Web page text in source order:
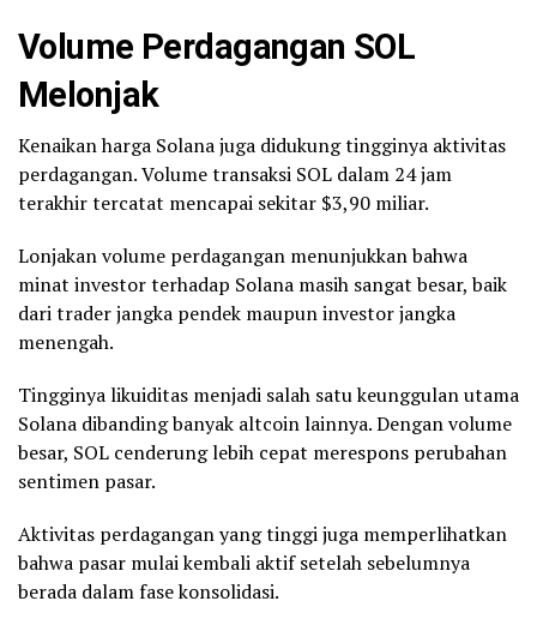
Volume Perdagangan SOL
Melonjak
Kenaikan harga Solana juga didukung tingginya aktivitas
perdagangan. Volume transaksi SOL dalam 24 jam
terakhir tercatat mencapai sekitar $3,90 miliar.
Lonjakan volume perdagangan menunjukkan bahwa
minat investor terhadap Solana masih sangat besar, baik
dari trader jangka pendek maupun investor jangka
menengah.
Tingginya likuiditas menjadi salah satu keunggulan utama
Solana dibanding banyak altcoin lainnya. Dengan volume
besar, SOL cenderung lebih cepat merespons perubahan
sentimen pasar.
Aktivitas perdagangan yang tinggi juga memperlihatkan
bahwa pasar mulai kembali aktif setelah sebelumnya
berada dalam fase konsolidasi.